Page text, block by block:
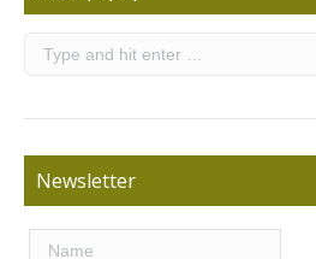
Newsletter